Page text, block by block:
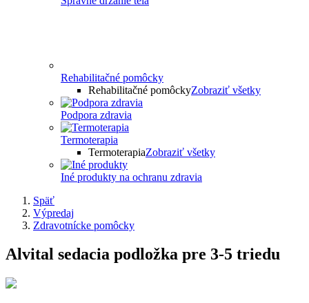
Rehabilitačné pomôcky
Rehabilitačné pomôckyZobraziť všetky
Podpora zdravia
Termoterapia
TermoterapiaZobraziť všetky
Iné produkty na ochranu zdravia
Späť
Výpredaj
Zdravotnícke pomôcky
Alvital sedacia podložka pre 3-5 triedu